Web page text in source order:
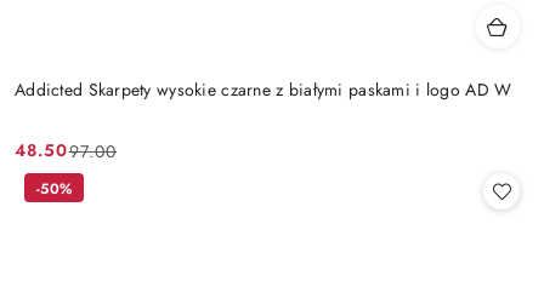
Addicted Skarpety wysokie czarne z białymi paskami i logo AD W
Cena
promocyjna:
48.50
Cena
przed
97.00
-50%